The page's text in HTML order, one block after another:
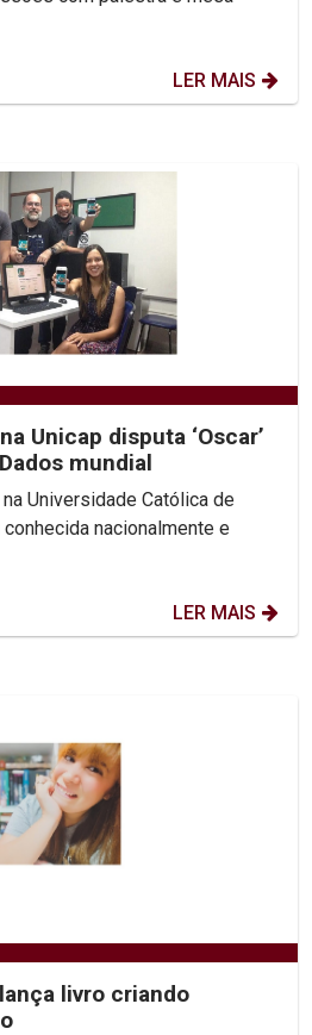
LER MAIS
Unicap disputa ‘Oscar’
mundial
Universidade Católica de
nacionalmente e
LER MAIS
livro criando